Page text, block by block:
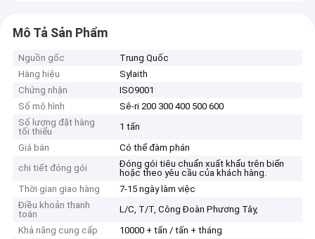
Mô Tả Sản Phẩm
Nguồn gốc
Trung Quốc
Hàng hiệu
Sylaith
Chứng nhận
ISO9001
Số mô hình
Sê-ri 200 300 400 500 600
Số lượng đặt hàng
tối thiểu
1 tấn
Giá bán
Có thể đàm phán
chi tiết đóng gói
Đóng gói tiêu chuẩn xuất khẩu trên biển
hoặc theo yêu cầu của khách hàng.
Thời gian giao hàng
7-15 ngày làm việc
Điều khoản thanh
toán
L/C, T/T, Công Đoàn Phương Tây,
Khả năng cung cấp
10000 + tấn / tấn + tháng